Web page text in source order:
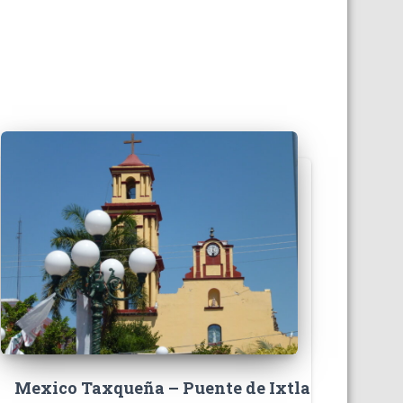
Mexico Taxqueña – Puente de Ixtla